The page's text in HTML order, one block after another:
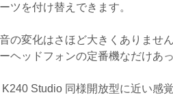
ツを付け替えできます。
の変化はさほど大きくありません
ヘッドフォンの定番機なだけあ
Studio 同様開放型に近い感覚